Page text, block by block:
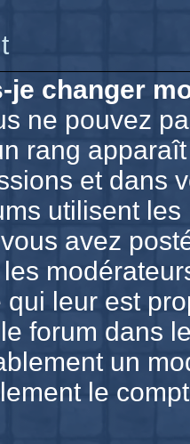
je changer
ne pouvez
rang
et dans
utilisent
avez
leur est
forum dans
un
le